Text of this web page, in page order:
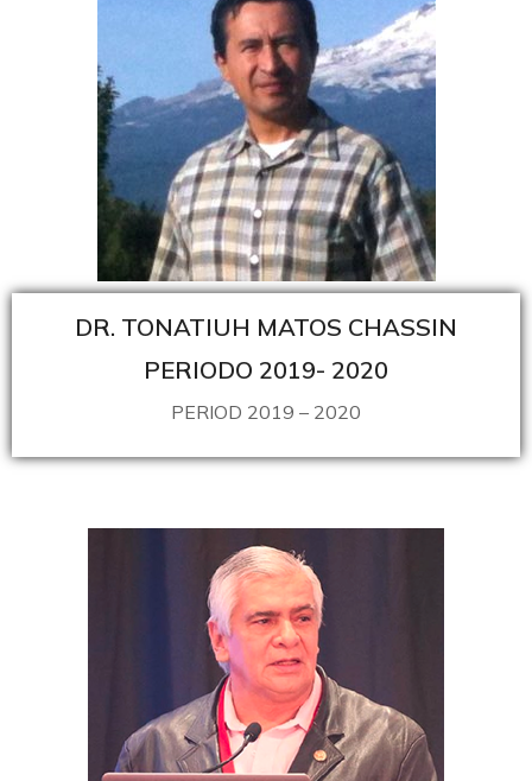
DR. TONATIUH MATOS CHASSIN
PERIODO 2019- 2020
PERIOD 2019 – 2020